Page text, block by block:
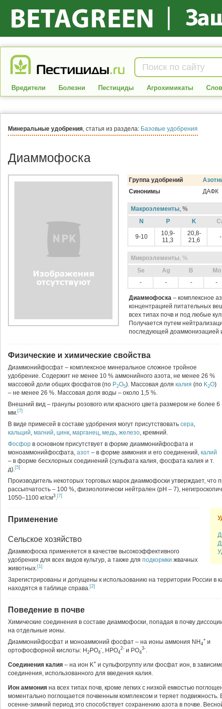
Вредители Болезни Пестициды Агрохимикаты
Минеральные удобрения, статья из раздела: Базовые удобрения
Диаммофоска
Группа удобрений
Синонимы
ДАФК
Макроэлементы, %
N
P K
9-10
10,9-
11,3
20,8-
21,6
-
Микроэлементы, %
Sе
Ag B
Mo
-
- - -
Диаммофоска – комплексное
концентрацией питательных
всех типах почв и под любые
Получается путем
последующей доаммонизацией
Физические и химические свойства
Диаммонийфосфат – комплексное минеральное сложное тройное
удобрение. Содержит не менее 10 % аммонийного азота, не менее 26 %
массовой доли общих фосфатов (по P2O5). Массовая доля калия (по K2O)
– не менее 26 %. Массовая доля воды – около 1,5 %.
Внешний вид – гранулы розового или красного цвета размером не более 6
мм.[7]
В виде примесей в составе удобрения могут присутствовать сера,
кальций, магний, цинк, марганец, медь, железо, кремний.
Фосфор в основном присутствует в форме диаммонийфосфата и
моноаммонийфосфата, азот – в форме аммония и его соединений, калий
– в форме бесхлорных соединений (сульфата калия, фосфата калия и т.
д).[5]
Производитель некоторых торговых марок диаммофоски утверждает, что
рассыпчатость – 100 %, физиологически нейтрален (рН – 7),
1050–1100 кг/см3.[7]
Применение
Сельское хозяйство
Диаммофоска применяется в качестве высокоэффективного
удобрения для всех видов культур, а также для подкормки жвачных
животных.[1]
Зарегистрированы и допущены к использованию на территории России
находятся в таблице справа.[2]
Поведение в почве
Химические соединения в составе диаммофоски, попадая в почву
на отдельные ионы.
Диаммонийфосфат и моноаммоний фосфат – на ионы аммония NH 4
+ и
ортофосфорной кислоты: H 2 PO4
-, HPO4
2- и PO4
3-.
Соединения калия – на ион K+ и сульфогруппу или фосфат ион, в
соединения, использованного для введения калия.
Ион аммония на всех типах почв, кроме легких с низкой емкостью
моментально поглощается почвенным комплексом и теряет подвижность.
осенне-зимний период это способствует сохранению азота в почве.